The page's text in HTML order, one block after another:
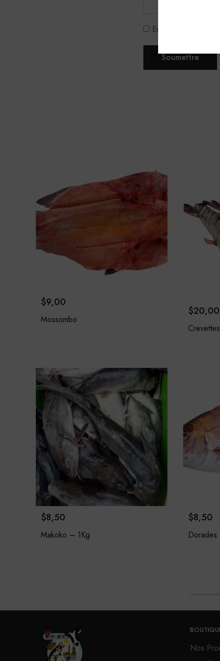
Enregistrer mon
$9,00
Mossombo
$20,00
$8,50
Makoko – 1Kg
$8,50
Dorades
Nos